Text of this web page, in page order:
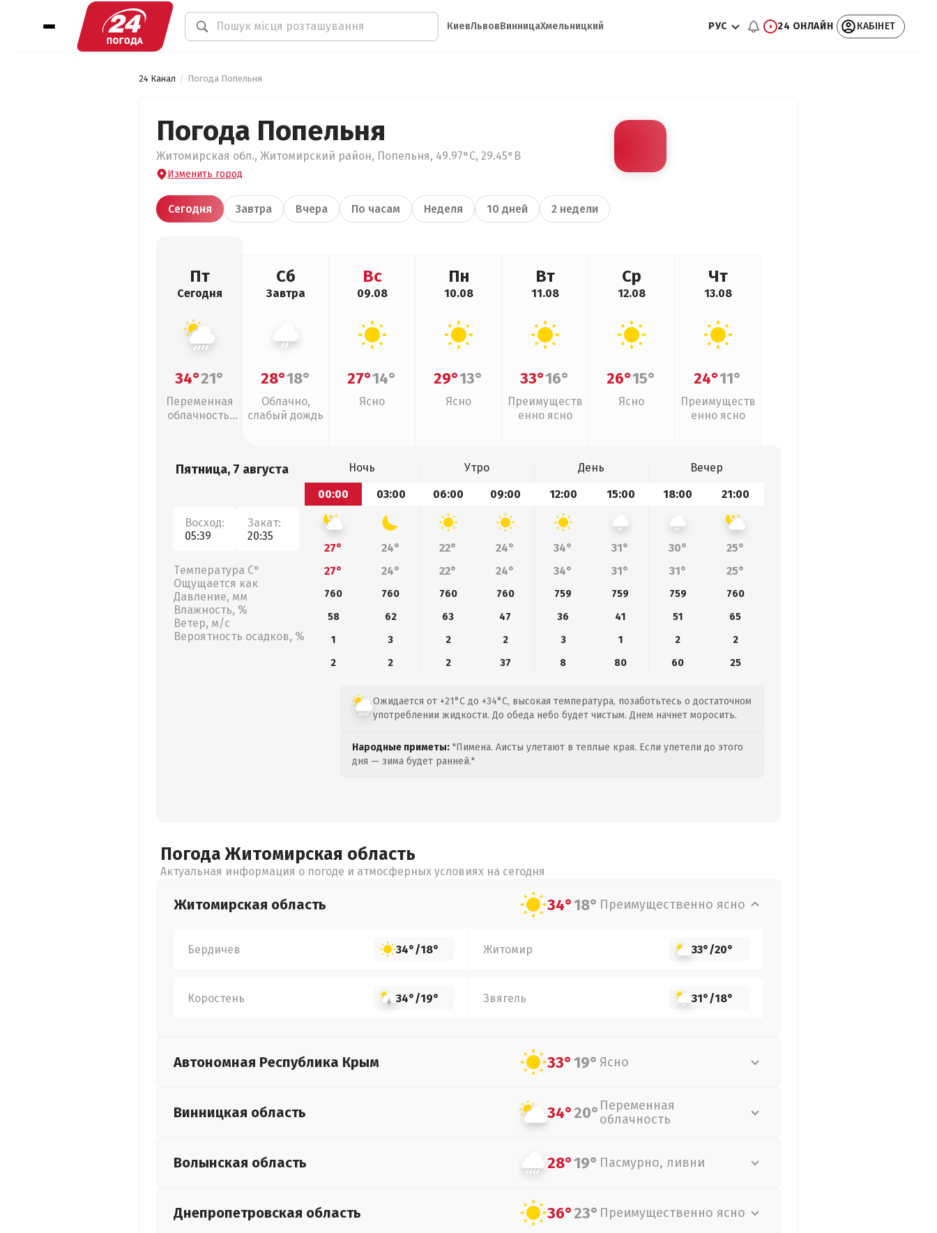
КиевЛьвовВинницаХмельницкий РУС 24 ОНЛАЙН КАБІНЕТ
24 Канал Погода Попельня
Погода Попельня
Житомирская обл., Житомирский район, Попельня, 49.97°С, 29.45°В
Изменить город
Сегодня Завтра Вчера По часам Неделя 10 дней 2 недели
Пт
Сегодня
34°21°
Переменная
облачность,
Сб
Завтра
28°18°
Облачно,
слабый дождь
Вс
09.08
27°14°
Ясно
Пн
10.08
29°13°
Ясно
Вт
11.08
33°16°
Преимуществ
енно ясно
Ср
12.08
26°15°
Ясно
Чт
13.08
24°11°
Преимуществ
енно ясно
Пятница, 7 августа
Восход:
05:39
Закат:
20:35
Температура С°
Ощущается как
Давление, мм
Влажность, %
Ветер, м/с
Вероятность осадков, %
Ночь Утро День
Вечер
00:00
03:00 06:00 09:00 12:00 15:00 18:00 21:00
27° 24° 22° 24° 34° 31° 30°
25°
27°
24° 22° 24° 34° 31° 31° 25°
760 760 760 760 759 759 759
760
58
62 63 47 36 41 51
65
1
3 2 2 3 1 2
2
2
2 2 37 8 80 60 25
Ожидается от +21°C до +34°C, высокая температура, позаботьтесь о достаточном
употреблении жидкости. До обеда небо будет чистым. Днем начнет моросить.
Народные приметы: "Пимена. Аисты улетают в теплые края. Если улетели до этого
дня — зима будет ранней."
Погода Житомирская область
Актуальная информация о погоде и атмосферных условиях на сегодня
Житомирская область 34°18° Преимущественно ясно
Бердичев 34°/18° Житомир 33°/20°
Коростень 34°/19° Звягель 31°/18°
Автономная Республика Крым 33°19° Ясно
Винницкая область 34°20° Переменная
облачность
Волынская область 28°19° Пасмурно, ливни
Днепропетровская область 36°23° Преимущественно ясно